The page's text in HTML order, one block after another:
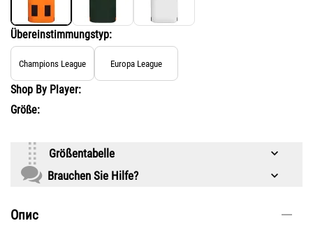
Übereinstimmungstyp:
Champions League Europa League
Shop By Player:
Größe:
Größentabelle
Brauchen Sie Hilfe?
Опис